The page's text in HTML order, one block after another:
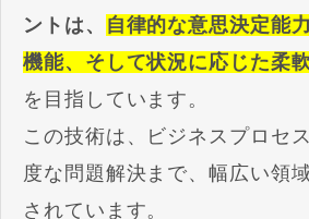
ントは、
自律的な意思決定能
機能、そして状況に応じた柔
を目指しています。
この技術は、ビジネスプロセ
度な問題解決まで、幅広い領
されています。